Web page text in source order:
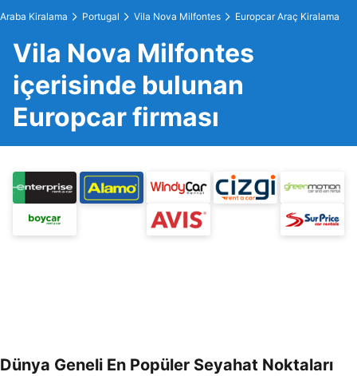
Araba Kiralama Portugal Vila Nova Milfontes Europcar Araç Kiralama
Vila Nova Milfontes
içerisinde bulunan
Europcar firması
Dünya Geneli En Popüler Seyahat Noktaları